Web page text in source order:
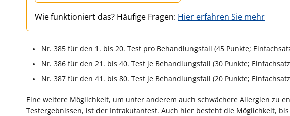
Wie funktioniert das? Häufige Fragen: Hier erfahren Sie mehr
Nr. 385 für den 1. bis 20. Test pro Behandlungsfall (45 Punkte;
Nr. 386 für den 21. bis 40. Test je Behandlungsfall (30 Punkte;
Nr. 387 für den 41. bis 80. Test je Behandlungsfall (20 Punkte;
Eine weitere Möglichkeit, um unter anderem auch schwächere Allergien zu
Testergebnissen, ist der Intrakutantest. Auch hier besteht die Möglichkeit,